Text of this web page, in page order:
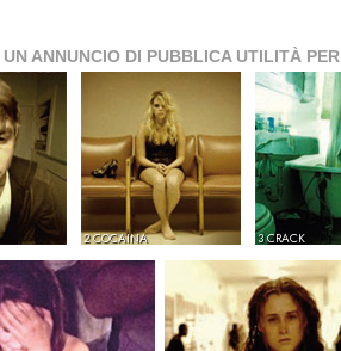
ANNUNCIO DI PUBBLICA UTILITÀ
2 COCAINA 3 CRACK